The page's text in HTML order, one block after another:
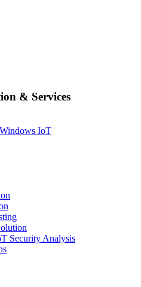
& Services
IoT
Security Analysis